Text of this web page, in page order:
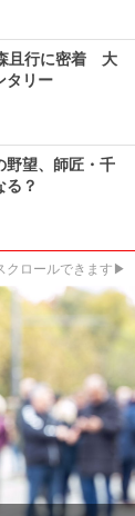
且行に密着 大
タリー
野望、師匠・千
？
クロールできます▶